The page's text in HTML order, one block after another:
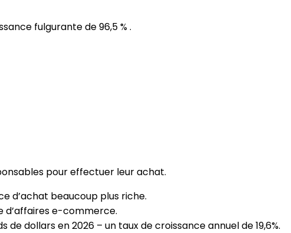
fulgurante de 96,5 % .
pour effectuer leur achat.
d’achat beaucoup plus riche.
d’affaires e-commerce.
dollars en 2026 – un taux de croissance annuel de 19,6%.